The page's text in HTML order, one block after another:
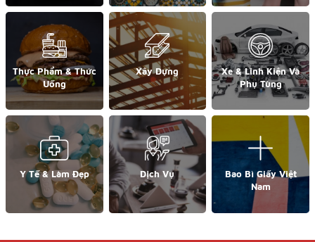
Thực Phẩm & Thức
Uống
Xây Dựng
Xe & Linh Kiện Và
Phụ Tùng
Y Tế & Làm Đẹp Dịch Vụ
Bao Bì Giấy Việt
Nam